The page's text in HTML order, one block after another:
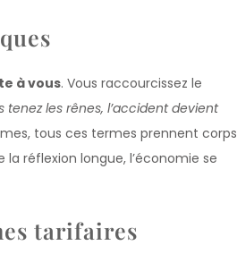
à vous. Vous raccourcissez le
tenez les rênes, l’accident devient
tous ces termes prennent corps
réflexion longue, l’économie se
tarifaires